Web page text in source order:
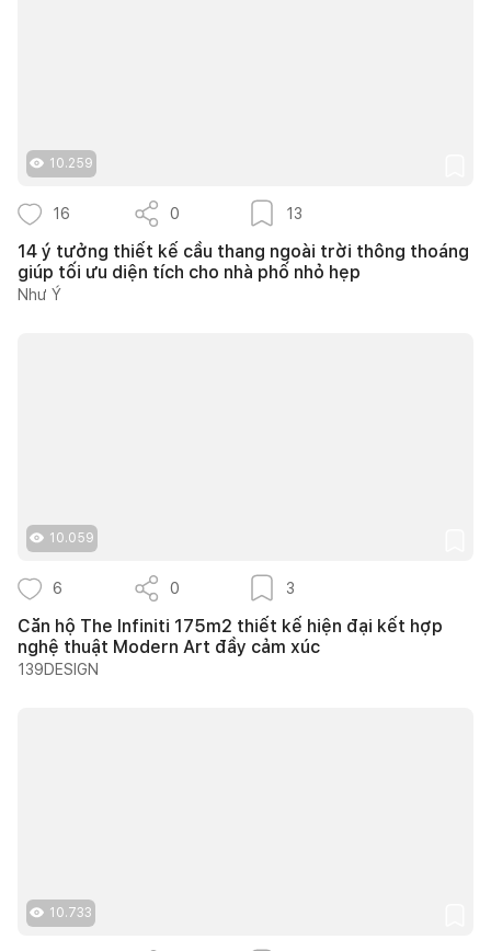
10.259
16 0 13
14 ý tưởng thiết kế cầu thang ngoài trời thông thoáng
giúp tối ưu diện tích cho nhà phố nhỏ hẹp
Như Ý
10.059
6 0 3
Căn hộ The Infiniti 175m2 thiết kế hiện đại kết hợp
nghệ thuật Modern Art đầy cảm xúc
139DESIGN
10.733